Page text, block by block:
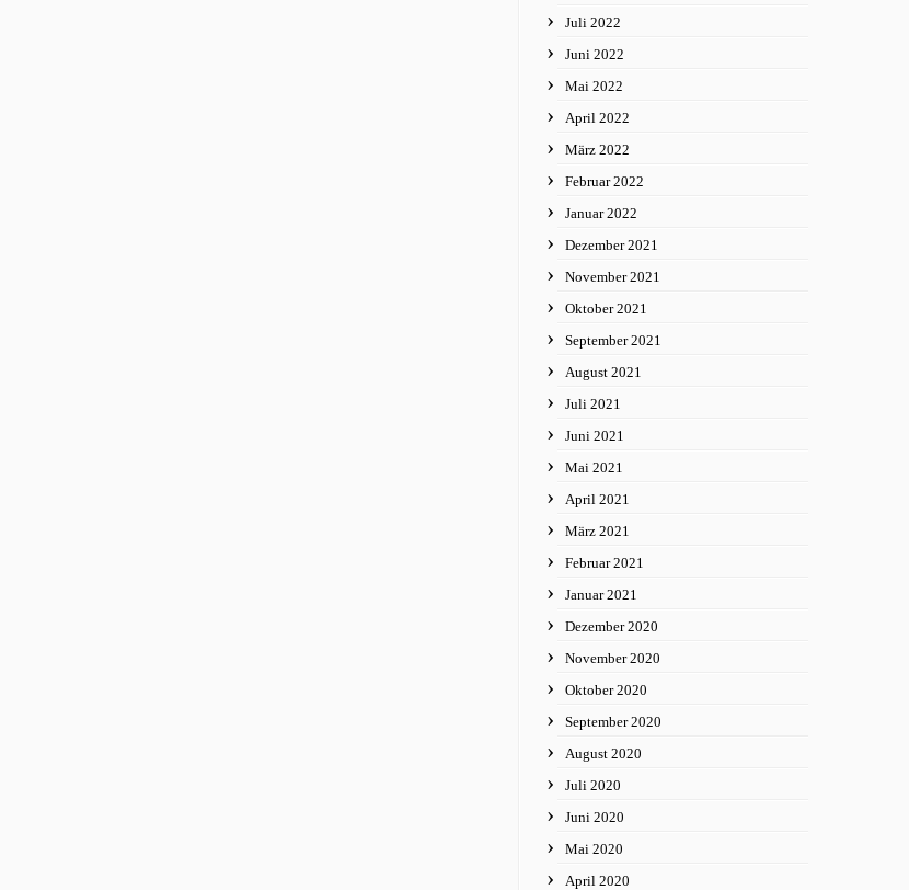
Juli 2022
Juni 2022
Mai 2022
April 2022
März 2022
Februar 2022
Januar 2022
Dezember 2021
November 2021
Oktober 2021
September 2021
August 2021
Juli 2021
Juni 2021
Mai 2021
April 2021
März 2021
Februar 2021
Januar 2021
Dezember 2020
November 2020
Oktober 2020
September 2020
August 2020
Juli 2020
Juni 2020
Mai 2020
April 2020